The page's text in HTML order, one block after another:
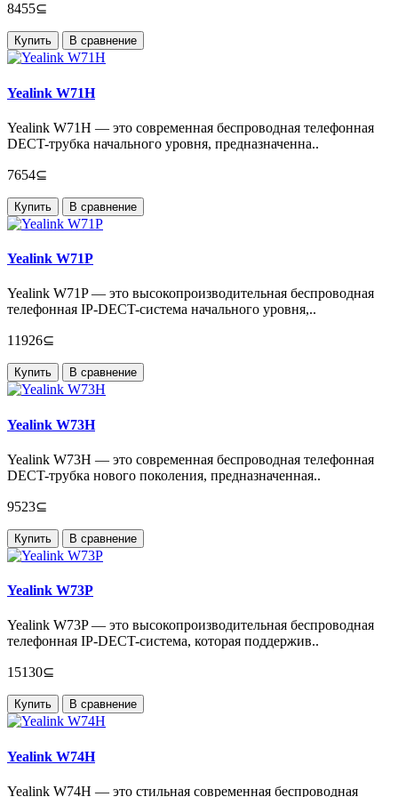
8455⊆
Купить В сравнение
Yealink W71H
Yealink W71H — это современная беспроводная телефонная
DECT-трубка начального уровня, предназначенна..
7654⊆
Купить В сравнение
Yealink W71P
Yealink W71P — это высокопроизводительная беспроводная
телефонная IP-DECT-система начального уровня,..
11926⊆
Купить В сравнение
Yealink W73H
Yealink W73H — это современная беспроводная телефонная
DECT-трубка нового поколения, предназначенная..
9523⊆
Купить В сравнение
Yealink W73P
Yealink W73P — это высокопроизводительная беспроводная
телефонная IP-DECT-система, которая поддержив..
15130⊆
Купить В сравнение
Yealink W74H
Yealink W74H — это стильная современная беспроводная